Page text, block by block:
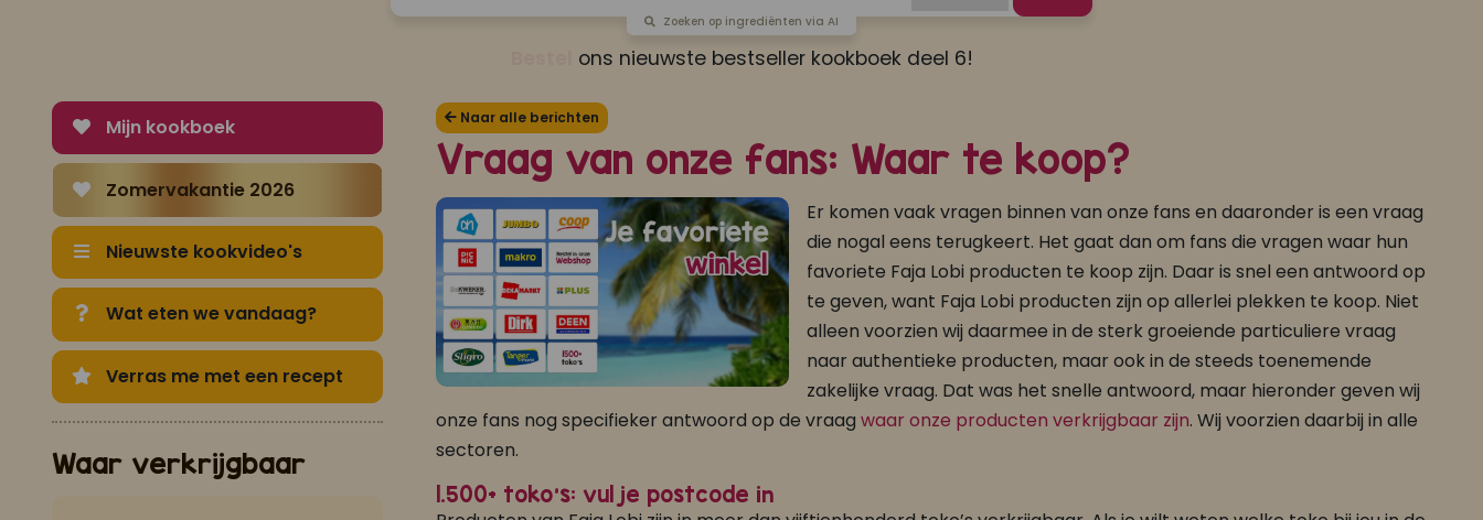
Zoeken op ingrediënten via AI
ons nieuwste bestseller kookboek deel 6!
Mijn kookboek
Zomervakantie 2026
Nieuwste kookvideo's
Wat eten we vandaag?
Verras me met een recept
Waar verkrijgbaar
Naar alle berichten
Vraag van onze fans: Waar te koop?
Er komen vaak vragen binnen van onze fans en daaronder is een vraag
die nogal eens terugkeert. Het gaat dan om fans die vragen waar hun
favoriete Faja Lobi producten te koop zijn. Daar is snel een antwoord op
te geven, want Faja Lobi producten zijn op allerlei plekken te koop. Niet
alleen voorzien wij daarmee in de sterk groeiende particuliere vraag
naar authentieke producten, maar ook in de steeds toenemende
zakelijke vraag. Dat was het snelle antwoord, maar hieronder geven wij
onze fans nog specifieker antwoord op de vraag waar onze producten verkrijgbaar zijn. Wij voorzien daarbij in alle
sectoren.
1.500+ toko’s: vul je postcode in